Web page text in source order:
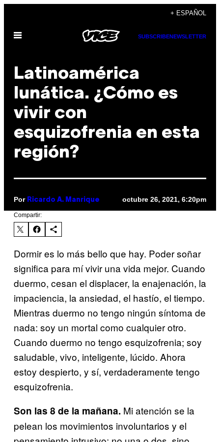
contenido
+ ESPAÑOL
Abrir
SUBSCRIBENEWSLETTER
Latinoamérica
lunática. ¿Cómo es
vivir con
esquizofrenia en esta
región?
Por Ricardo A. Manrique octubre 26, 2021, 6:20pm
Compartir:
Dormir es lo más bello que hay. Poder soñar
significa para mí vivir una vida mejor. Cuando
duermo, cesan el displacer, la enajenación, la
impaciencia, la ansiedad, el hastío, el tiempo.
Mientras duermo no tengo ningún síntoma de
nada: soy un mortal como cualquier otro.
Cuando duermo no tengo esquizofrenia; soy
saludable, vivo, inteligente, lúcido. Ahora
estoy despierto, y sí, verdaderamente tengo
esquizofrenia.
Son las 8 de la mañana. Mi atención se la
pelean los movimientos involuntarios y el